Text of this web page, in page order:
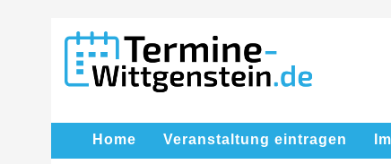
Home Veranstaltung eintragen